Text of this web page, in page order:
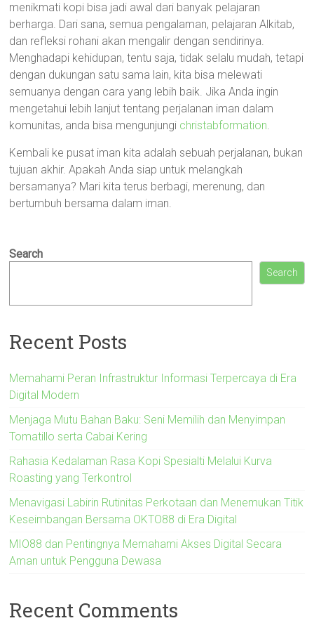
menikmati kopi bisa jadi awal dari banyak pelajaran
berharga. Dari sana, semua pengalaman, pelajaran Alkitab,
dan refleksi rohani akan mengalir dengan sendirinya.
Menghadapi kehidupan, tentu saja, tidak selalu mudah, tetapi
dengan dukungan satu sama lain, kita bisa melewati
semuanya dengan cara yang lebih baik. Jika Anda ingin
mengetahui lebih lanjut tentang perjalanan iman dalam
komunitas, anda bisa mengunjungi christabformation.
Kembali ke pusat iman kita adalah sebuah perjalanan, bukan
tujuan akhir. Apakah Anda siap untuk melangkah
bersamanya? Mari kita terus berbagi, merenung, dan
bertumbuh bersama dalam iman.
Search
Search
Recent Posts
Memahami Peran Infrastruktur Informasi Terpercaya di Era
Digital Modern
Menjaga Mutu Bahan Baku: Seni Memilih dan Menyimpan
Tomatillo serta Cabai Kering
Rahasia Kedalaman Rasa Kopi Spesialti Melalui Kurva
Roasting yang Terkontrol
Menavigasi Labirin Rutinitas Perkotaan dan Menemukan Titik
Keseimbangan Bersama OKTO88 di Era Digital
MIO88 dan Pentingnya Memahami Akses Digital Secara
Aman untuk Pengguna Dewasa
Recent Comments